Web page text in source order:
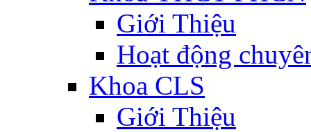
Giới Thiệu
Hoạt động
Khoa CLS
Giới Thiệu